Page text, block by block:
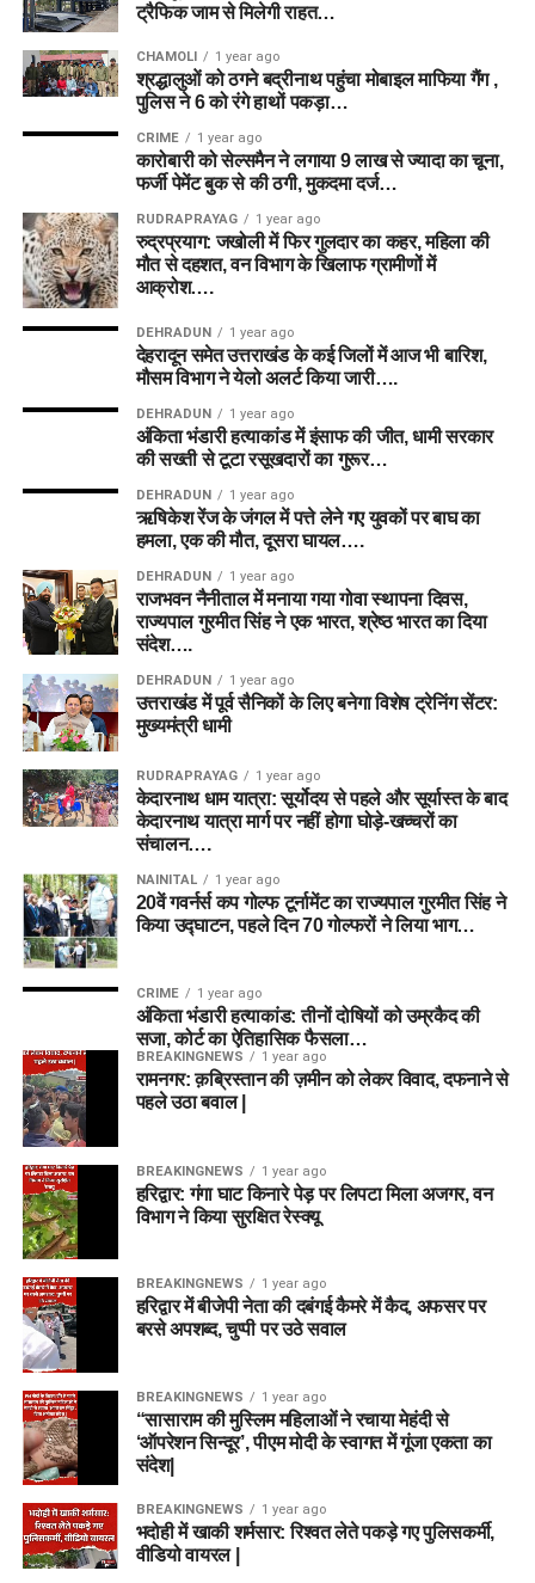
ट्रैफिक जाम से मिलेगी राहत…
CHAMOLI 1 year ago
श्रद्धालुओं को ठगने बद्रीनाथ पहुंचा मोबाइल माफिया गैंग ,
पुलिस ने 6 को रंगे हाथों पकड़ा…
CRIME 1 year ago
कारोबारी को सेल्समैन ने लगाया 9 लाख से ज्यादा का चूना,
फर्जी पेमेंट बुक से की ठगी, मुकदमा दर्ज…
RUDRAPRAYAG 1 year ago
रुद्रप्रयाग: जखोली में फिर गुलदार का कहर, महिला की
मौत से दहशत, वन विभाग के खिलाफ ग्रामीणों में
आक्रोश….
DEHRADUN 1 year ago
देहरादून समेत उत्तराखंड के कई जिलों में आज भी बारिश,
मौसम विभाग ने येलो अलर्ट किया जारी….
DEHRADUN 1 year ago
अंकिता भंडारी हत्याकांड में इंसाफ की जीत, धामी सरकार
की सख्ती से टूटा रसूखदारों का गुरूर…
DEHRADUN 1 year ago
ऋषिकेश रेंज के जंगल में पत्ते लेने गए युवकों पर बाघ का
हमला, एक की मौत, दूसरा घायल….
DEHRADUN 1 year ago
राजभवन नैनीताल में मनाया गया गोवा स्थापना दिवस,
राज्यपाल गुरमीत सिंह ने एक भारत, श्रेष्ठ भारत का दिया
संदेश….
DEHRADUN 1 year ago
उत्तराखंड में पूर्व सैनिकों के लिए बनेगा विशेष ट्रेनिंग सेंटर:
मुख्यमंत्री धामी
RUDRAPRAYAG 1 year ago
केदारनाथ धाम यात्रा: सूर्योदय से पहले और सूर्यास्त के बाद
केदारनाथ यात्रा मार्ग पर नहीं होगा घोड़े-खच्चरों का
संचालन….
NAINITAL 1 year ago
20वें गवर्नर्स कप गोल्फ टूर्नामेंट का राज्यपाल गुरमीत सिंह ने
किया उद्घाटन, पहले दिन 70 गोल्फरों ने लिया भाग…
CRIME 1 year ago
अंकिता भंडारी हत्याकांड: तीनों दोषियों को उम्रकैद की
सजा, कोर्ट का ऐतिहासिक फैसला…
BREAKINGNEWS 1 year ago
रामनगर: क़ब्रिस्तान की ज़मीन को लेकर विवाद, दफनाने से
पहले उठा बवाल |
BREAKINGNEWS 1 year ago
हरिद्वार: गंगा घाट किनारे पेड़ पर लिपटा मिला अजगर, वन
विभाग ने किया सुरक्षित रेस्क्यू
BREAKINGNEWS 1 year ago
हरिद्वार में बीजेपी नेता की दबंगई कैमरे में कैद, अफसर पर
बरसे अपशब्द, चुप्पी पर उठे सवाल
BREAKINGNEWS 1 year ago
“सासाराम की मुस्लिम महिलाओं ने रचाया मेहंदी से
‘ऑपरेशन सिन्दूर’, पीएम मोदी के स्वागत में गूंजा एकता का
संदेश|
BREAKINGNEWS 1 year ago
भदोही में खाकी शर्मसार: रिश्वत लेते पकड़े गए पुलिसकर्मी,
वीडियो वायरल |